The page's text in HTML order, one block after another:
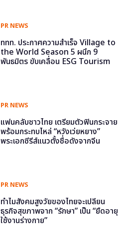
PR NEWS
ททท. ประกาศความสำเร็จ Village to
the World Season 5 ผนึก 9
พันธมิตร ขับเคลื่อน ESG Tourism
PR NEWS
แฟนคลับชาวไทย เตรียมตัวฟินกระจาย
พร้อมกระทบไหล่ “หวังเว่ยหยาง”
พระเอกซีรีส์แนวตั้งชื่อดังจากจีน
PR NEWS
ทำไมสังคมสูงวัยของไทยจะเปลี่ยน
ธุรกิจสุขภาพจาก “รักษา” เป็น “ยืดอายุ
ใช้งานร่างกาย”